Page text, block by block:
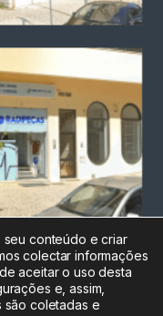
fixa
seu conteúdo e criar
colectar informações
aceitar o uso desta
e, assim,
são coletadas e